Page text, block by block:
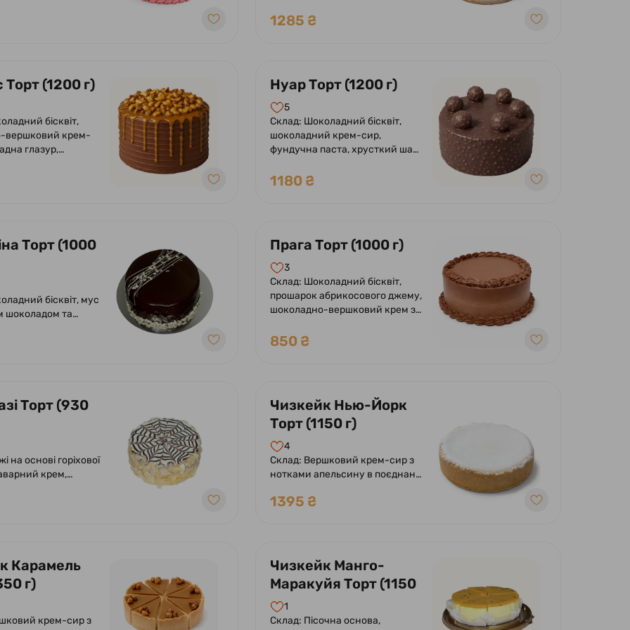
1285 ₴
Торт (1200 г)
бісквіт,
вершковий крем-
глазур,
Оформлений
Нуар Торт (1200 г)
5
Склад: Шоколадний бісквіт,
шоколадний крем-сир,
фундучна паста, хрусткий шар
роялтину, глазур гурме з
1180 ₴
Торт (1000
шоколадом та
з
Прага Торт (1000 г)
3
Склад: Шоколадний бісквіт,
прошарок абрикосового джему,
шоколадно-вершковий крем з
850 ₴
Торт (930
на основі горіхової
крем,
Чизкейк Нью-Йорк
Торт (1150 г)
4
Склад: Вершковий крем-сир з
нотками апельсину в поєднанні
цукрова пудра.
1395 ₴
Карамель
г)
крем-сир з
Чизкейк Манго-
Маракуйя Торт (1150
г) 1
Склад: Пісочна основа,